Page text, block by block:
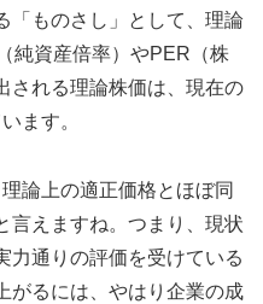
「ものさし」として、理論
純資産倍率）やPER（株
される理論株価は、現在の
ます。
論上の適正価格とほぼ同
言えますね。つまり、現状
力通りの評価を受けている
がるには、やはり企業の成